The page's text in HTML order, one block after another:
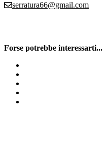
serratura66@gmail.com
Forse potrebbe interessarti...